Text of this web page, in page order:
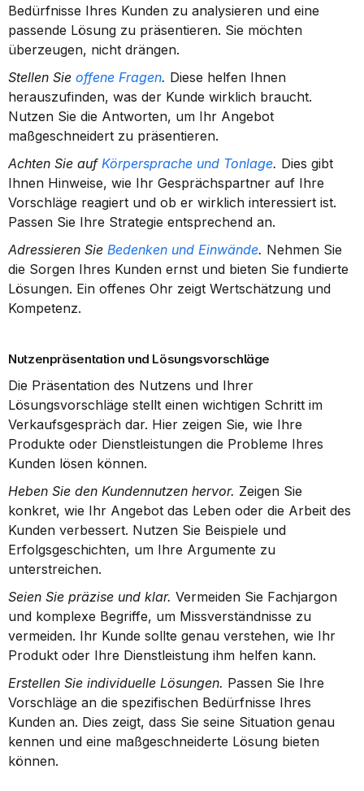
Bedürfnisse Ihres Kunden zu analysieren und eine
passende Lösung zu präsentieren. Sie möchten
überzeugen, nicht drängen.
Stellen Sie offene Fragen. Diese helfen Ihnen
herauszufinden, was der Kunde wirklich braucht.
Nutzen Sie die Antworten, um Ihr Angebot
maßgeschneidert zu präsentieren.
Achten Sie auf Körpersprache und Tonlage. Dies gibt
Ihnen Hinweise, wie Ihr Gesprächspartner auf Ihre
Vorschläge reagiert und ob er wirklich interessiert ist.
Passen Sie Ihre Strategie entsprechend an.
Adressieren Sie Bedenken und Einwände. Nehmen Sie
die Sorgen Ihres Kunden ernst und bieten Sie fundierte
Lösungen. Ein offenes Ohr zeigt Wertschätzung und
Kompetenz.
Nutzenpräsentation und Lösungsvorschläge
Die Präsentation des Nutzens und Ihrer
Lösungsvorschläge stellt einen wichtigen Schritt im
Verkaufsgespräch dar. Hier zeigen Sie, wie Ihre
Produkte oder Dienstleistungen die Probleme Ihres
Kunden lösen können.
Heben Sie den Kundennutzen hervor. Zeigen Sie
konkret, wie Ihr Angebot das Leben oder die Arbeit des
Kunden verbessert. Nutzen Sie Beispiele und
Erfolgsgeschichten, um Ihre Argumente zu
unterstreichen.
Seien Sie präzise und klar. Vermeiden Sie Fachjargon
und komplexe Begriffe, um Missverständnisse zu
vermeiden. Ihr Kunde sollte genau verstehen, wie Ihr
Produkt oder Ihre Dienstleistung ihm helfen kann.
Erstellen Sie individuelle Lösungen. Passen Sie Ihre
Vorschläge an die spezifischen Bedürfnisse Ihres
Kunden an. Dies zeigt, dass Sie seine Situation genau
kennen und eine maßgeschneiderte Lösung bieten
können.